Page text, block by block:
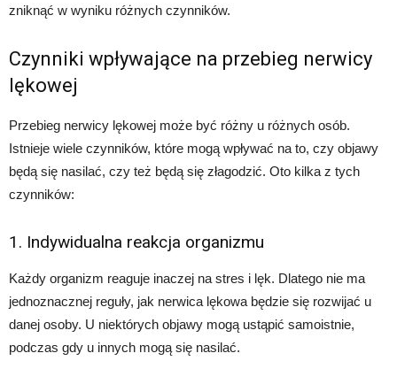
zniknąć w wyniku różnych czynników.
Czynniki wpływające na przebieg nerwicy
lękowej
Przebieg nerwicy lękowej może być różny u różnych osób.
Istnieje wiele czynników, które mogą wpływać na to, czy objawy
będą się nasilać, czy też będą się złagodzić. Oto kilka z tych
czynników:
1. Indywidualna reakcja organizmu
Każdy organizm reaguje inaczej na stres i lęk. Dlatego nie ma
jednoznacznej reguły, jak nerwica lękowa będzie się rozwijać u
danej osoby. U niektórych objawy mogą ustąpić samoistnie,
podczas gdy u innych mogą się nasilać.